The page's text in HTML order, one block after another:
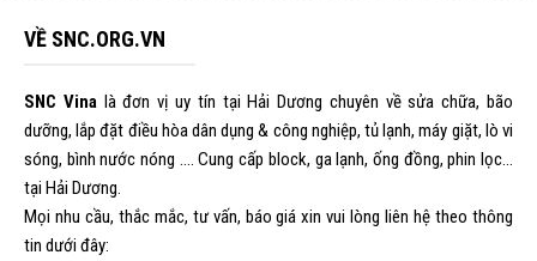
VỀ SNC.ORG.VN
SNC Vinalà đơn vị uy tín tại Hải Dương chuyên về sửa chữa, bão
dưỡng, lắp đặt điều hòa dân dụng & công nghiệp, tủ lạnh, máy giặt, lò vi
sóng, bình nước nóng .... Cung cấp block, ga lạnh, ống đồng, phin lọc...
tại Hải Dương.
Mọi nhu cầu, thắc mắc, tư vấn, báo giá xin vui lòng liên hệ theo thông
tin dưới đây: